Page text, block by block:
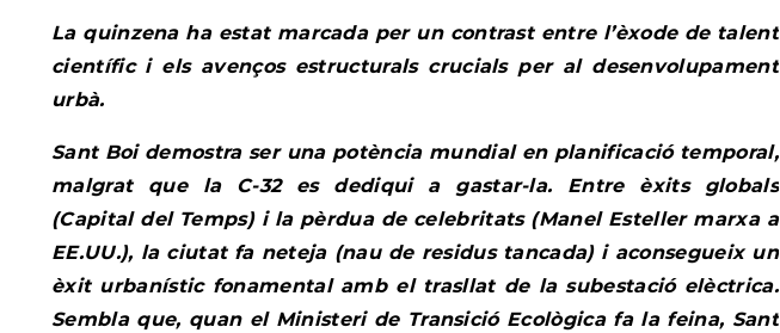
La quinzena ha estat marcada per un contrast entre l’èxode de talent
científic i els avenços estructurals crucials per al desenvolupament
urbà.
Sant Boi demostra ser una potència mundial en planificació temporal,
malgrat que la C-32 es dediqui a gastar-la. Entre èxits globals
(Capital del Temps) i la pèrdua de celebritats (Manel Esteller marxa a
EE.UU.), la ciutat fa neteja (nau de residus tancada) i aconsegueix un
èxit urbanístic fonamental amb el trasllat de la subestació elèctrica.
Sembla que, quan el Ministeri de Transició Ecològica fa la feina, Sant